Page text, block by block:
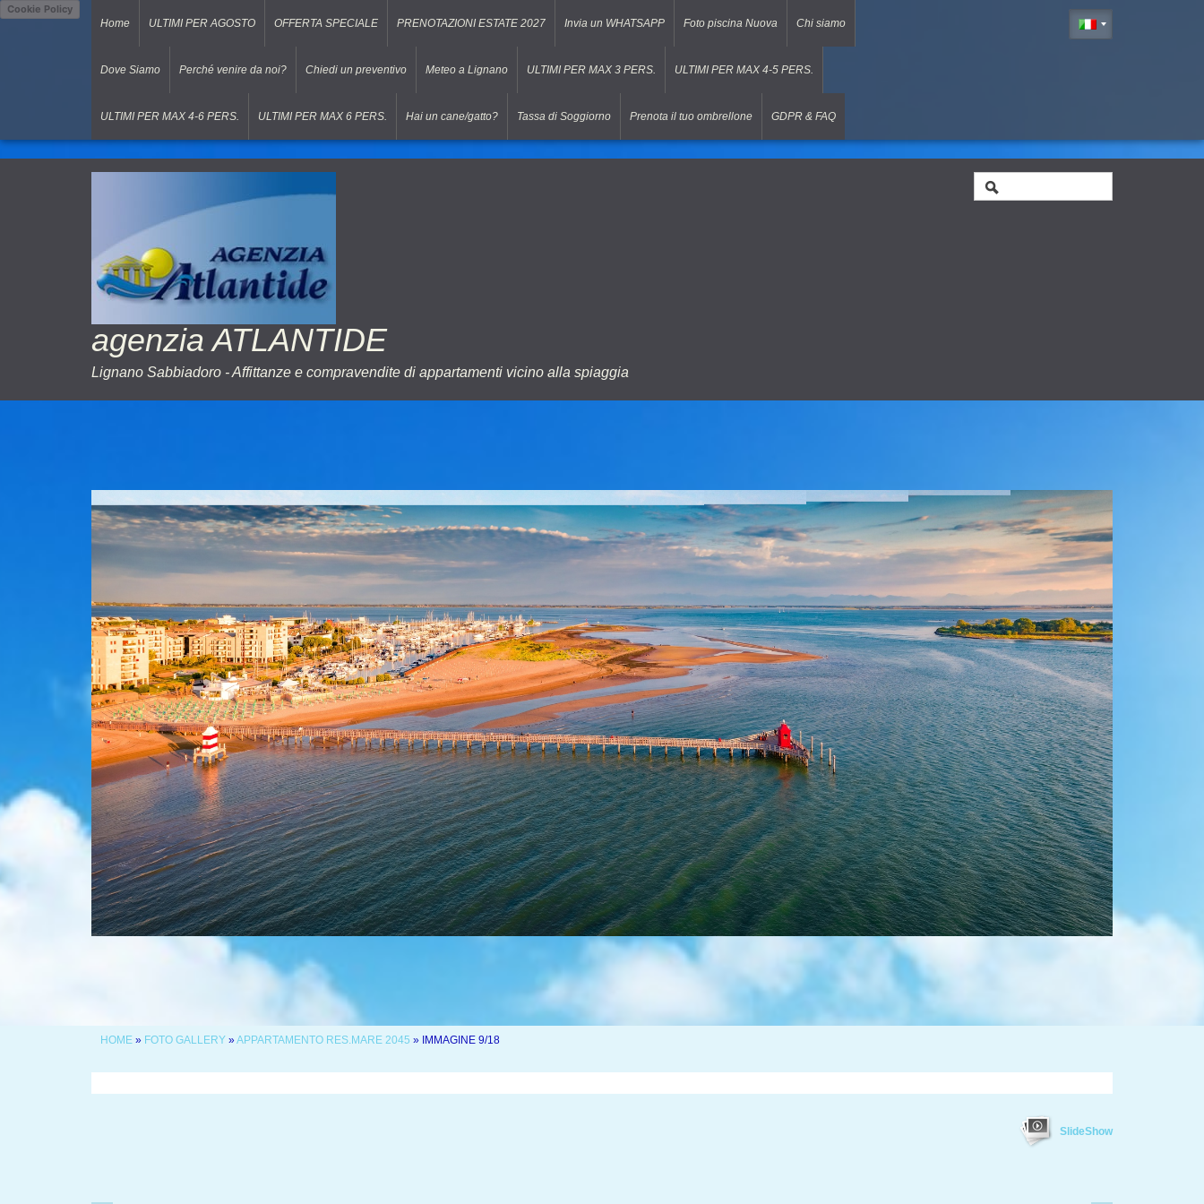
Cookie Policy
agenzia ATLANTIDE
Lignano Sabbiadoro - Affittanze e compravendite di appartamenti vicino alla spiaggia
Home ULTIMI PER AGOSTO OFFERTA SPECIALE PRENOTAZIONI ESTATE 2027 Invia un WHATSAPP Foto piscina Nuova Chi siamo
Dove Siamo Perché venire da noi? Chiedi un preventivo Meteo a Lignano ULTIMI PER MAX 3 PERS. ULTIMI PER MAX 4-5 PERS.
ULTIMI PER MAX 4-6 PERS. ULTIMI PER MAX 6 PERS. Hai un cane/gatto? Tassa di Soggiorno Prenota il tuo ombrellone GDPR & FAQ
HOME » FOTO GALLERY »APPARTAMENTO RES.MARE 2045 » IMMAGINE 9/18
SlideShow